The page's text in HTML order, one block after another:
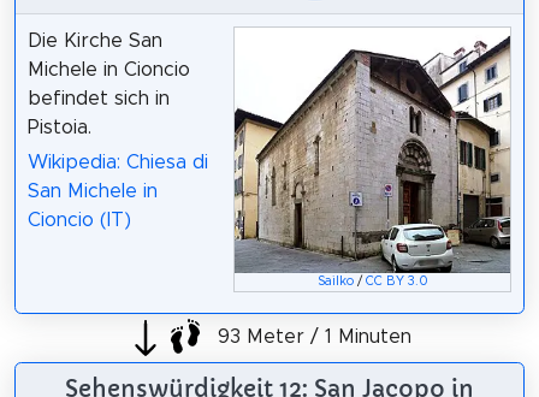
Sailko/ CC BY 3.0
Die Kirche San
Michele in Cioncio
befindet sich in
Pistoia.
Wikipedia: Chiesa di
San Michele in
Cioncio (IT)
93 Meter / 1 Minuten
Sehenswürdigkeit 12: San Jacopo in